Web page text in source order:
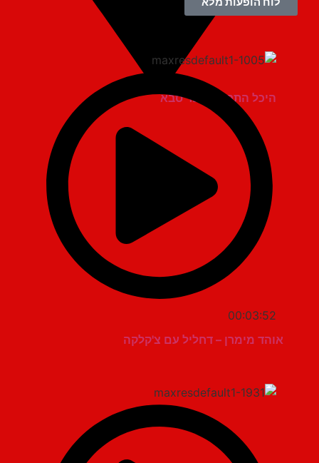
היכל התרבות כפר סבא
00:03:52
אוהד מימרן – דחליל עם צ'קלקה